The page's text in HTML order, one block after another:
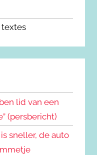
lid van een
(persbericht)
sneller, de auto